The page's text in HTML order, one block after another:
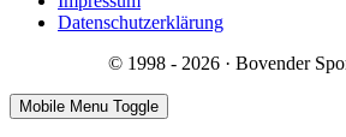
Datenschutzerklärung
© 1998 - 2026 · Bovender
Mobile Menu Toggle